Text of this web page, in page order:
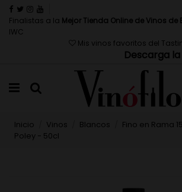
Finalistas a la Mejor Tienda Online de Vinos de
IWC
Mis vinos favoritos del
Descarga
Inicio Vinos Blancos
Fino en Rama
Poley - 50cl